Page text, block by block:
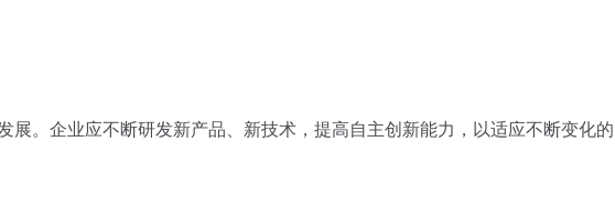
展。企业应不断研发新产品、新技术，提高自主创新能力，以适应不断变化的